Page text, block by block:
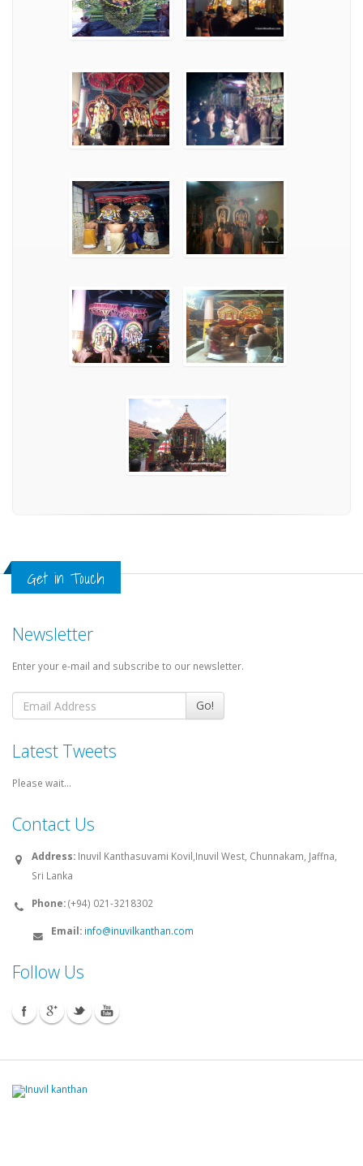
Get in Touch
Newsletter
Enter your e-mail and subscribe to our newsletter.
Go!
Latest Tweets
Please wait...
Contact Us
Address: Inuvil Kanthasuvami Kovil,Inuvil West, Chunnakam, Jaffna,
Sri Lanka
Phone:(+94) 021-3218302
Email: info@inuvilkanthan.com
Follow Us